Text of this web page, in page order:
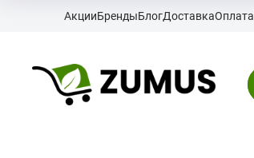
АкцииБрендыБлогДоставкаОплата